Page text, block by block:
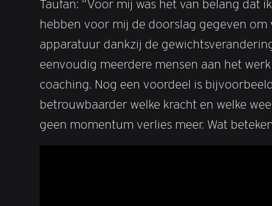
Taufan: “Voor mij was het van belang
hebben voor mij de doorslag gegeven om
apparatuur dankzij de
eenvoudig meerdere mensen aan het
coaching. Nog een voordeel is
betrouwbaarder welke kracht en welke
geen momentum verlies meer. Wat